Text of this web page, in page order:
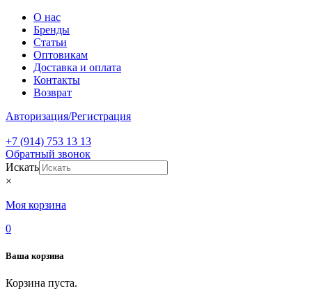
О нас
Бренды
Статьи
Оптовикам
Доставка и оплата
Контакты
Возврат
Авторизация/Регистрация
+7 (914) 753 13 13
Обратный звонок
Искать
×
Моя корзина
0
Ваша корзина
Корзина пуста.